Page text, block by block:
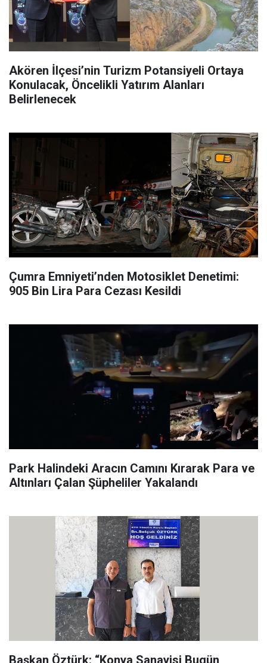
Akören İlçesi’nin Turizm Potansiyeli Ortaya
Konulacak, Öncelikli Yatırım Alanları
Belirlenecek
Çumra Emniyeti’nden Motosiklet Denetimi:
905 Bin Lira Para Cezası Kesildi
Park Halindeki Aracın Camını Kırarak Para ve
Altınları Çalan Şüpheliler Yakalandı
Başkan Öztürk: “Konya Sanayisi Bugün